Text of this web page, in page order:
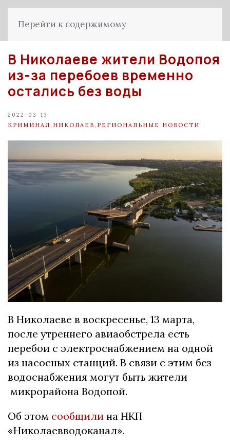
Перейти к содержимому
В Николаеве жители Водопоя
из-за перебоев временно
остались без воды
2022-03-13
КРИМИНАЛ НИКОЛАЕВ РЕГИОНАЛЬНЫЕ НОВОСТИ
В Николаеве в воскресенье, 13 марта,
после утреннего авиаобстрела есть
перебои с электроснабжением на одной
из насосных станций. В связи с этим без
водоснабжения могут быть жители
микрорайона Водопой.
Об этом сообщили на НКП
«Николаевводоканал».